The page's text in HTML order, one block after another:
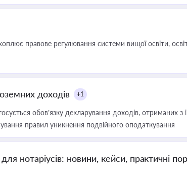
правове регулювання системи вищої освіти,
доходів +1
обов’язку декларування доходів, отриманих
правил уникнення подвійного оподаткування
нотаріусів: новини, кейси, практичні